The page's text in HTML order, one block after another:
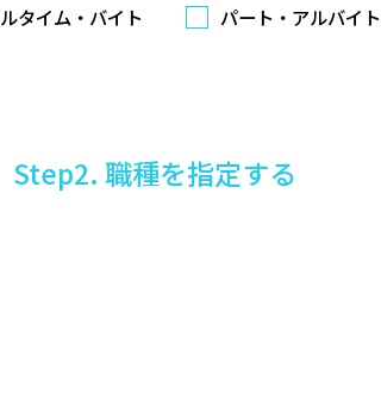
タイム・バイト
パート・アルバイト
Step2. 職種を指定する